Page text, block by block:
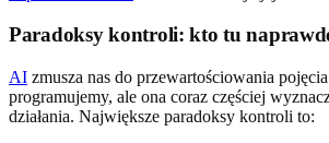
Paradoksy kontroli: kto tu
AI zmusza nas do przewartościowania
programujemy, ale ona coraz częściej
działania. Największe paradoksy kontroli to: